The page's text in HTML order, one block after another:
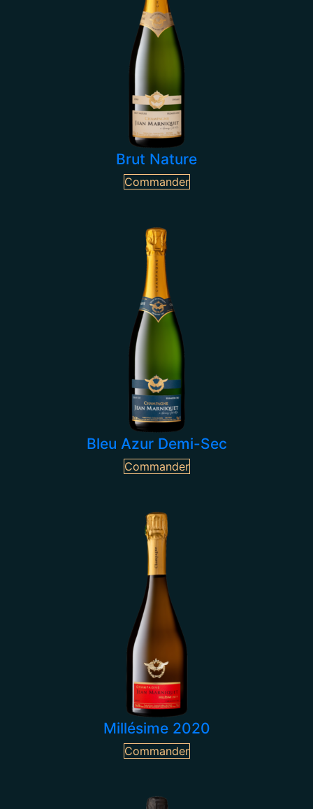
Brut Nature
Commander
Bleu Azur Demi-Sec
Commander
Millésime 2020
Commander